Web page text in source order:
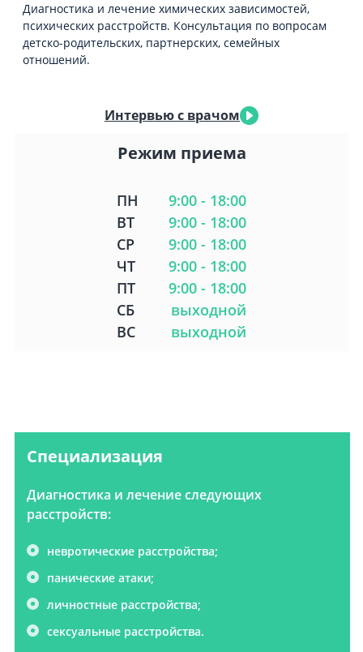
Диагностика и лечение химических зависимостей,
психических расстройств. Консультация по вопросам
детско-родительских, партнерских, семейных
отношений.
Интервью с врачом
Режим приема
ПН
9:00 - 18:00
ВТ
9:00 - 18:00
СР
9:00 - 18:00
ЧТ
9:00 - 18:00
ПТ
9:00 - 18:00
СБ
выходной
ВС
выходной
Специализация
Диагностика и лечение следующих
расстройств:
невротические расстройства;
панические атаки;
личностные расстройства;
сексуальные расстройства.